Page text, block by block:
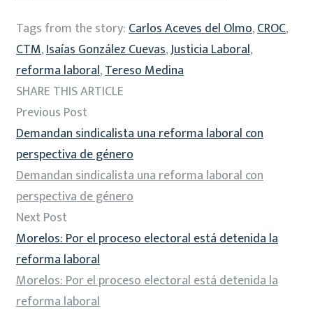
Tags from the story:Carlos Aceves del Olmo,CROC,
CTM,Isaías González Cuevas,Justicia Laboral,
reforma laboral,Tereso Medina
SHARE THIS ARTICLE
Previous Post
Demandan sindicalista una reforma laboral con
perspectiva de género
Demandan sindicalista una reforma laboral con
perspectiva de género
Next Post
Morelos: Por el proceso electoral está detenida la
reforma laboral
Morelos: Por el proceso electoral está detenida la
reforma laboral